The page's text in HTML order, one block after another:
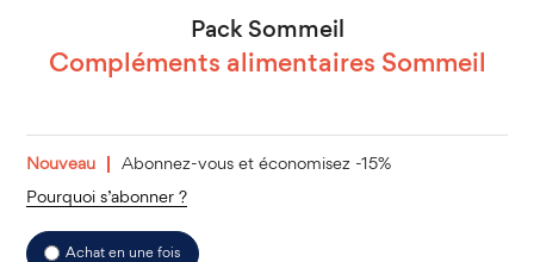
Pack Sommeil
Compléments alimentaires Sommeil
Nouveau
Abonnez-vous et économisez -15%
Pourquoi s’abonner ?
ChooseAchat en une fois